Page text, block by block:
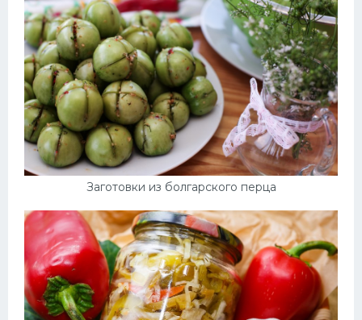
Заготовки из болгарского перца